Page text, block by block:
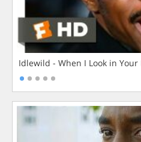
Idlewild - When I Look in Your